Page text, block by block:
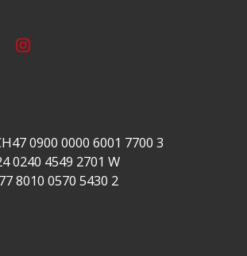
0900 0000 6001 7700 3
0240 4549 2701 W
8010 0570 5430 2